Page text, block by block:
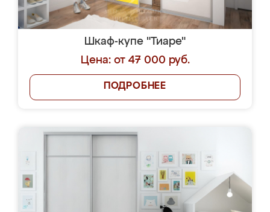
Шкаф-купе "Тиаре"
Цена: от 47 000 руб.
ПОДРОБНЕЕ